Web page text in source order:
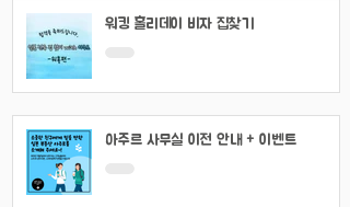
워킹 홀리데이 비자 집찾기
아주르 사무실 이전 안내 + 이벤트